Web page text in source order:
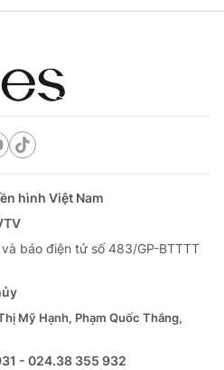
hình Việt Nam
báo điện tử số 483/GP-BTTTT
Mỹ Hạnh, Phạm Quốc Thắng,
- 024.38 355 932